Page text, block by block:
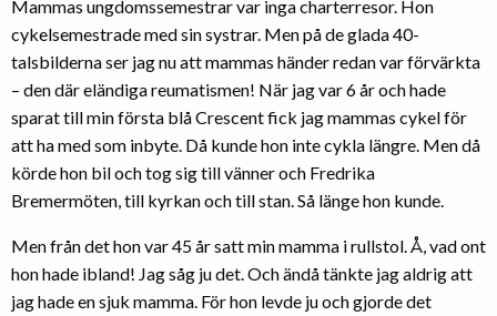
Mammas ungdomssemestrar var inga charterresor. Hon
cykelsemestrade med sin systrar. Men på de glada 40-
talsbilderna ser jag nu att mammas händer redan var förvärkta
– den där eländiga reumatismen! När jag var 6 år och hade
sparat till min första blå Crescent fick jag mammas cykel för
att ha med som inbyte. Då kunde hon inte cykla längre. Men då
körde hon bil och tog sig till vänner och Fredrika
Bremermöten, till kyrkan och till stan. Så länge hon kunde.
Men från det hon var 45 år satt min mamma i rullstol. Å, vad ont
hon hade ibland! Jag såg ju det. Och ändå tänkte jag aldrig att
jag hade en sjuk mamma. För hon levde ju och gjorde det